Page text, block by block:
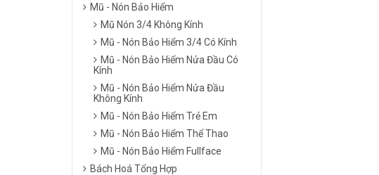
Mũ - Nón Bảo Hiểm
Mũ Nón 3/4 Không Kính
Mũ - Nón Bảo Hiểm 3/4 Có Kính
Mũ - Nón Bảo Hiểm Nửa Đầu Có
Kính
Mũ - Nón Bảo Hiểm Nửa Đầu
Không Kính
Mũ - Nón Bảo Hiểm Trẻ Em
Mũ - Nón Bảo Hiểm Thể Thao
Mũ - Nón Bảo Hiểm Fullface
Bách Hoá Tổng Hợp